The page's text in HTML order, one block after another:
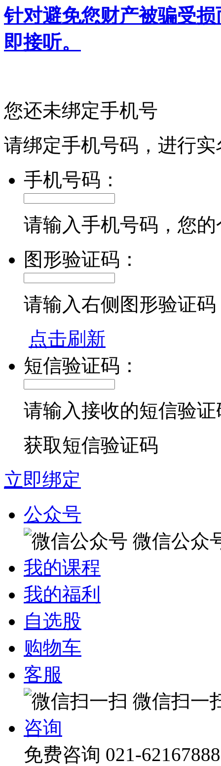
针对避免您财产被骗受
即接听。
您还未绑定手机号
请绑定手机号码，进行
手机号码：
请输入手机号码，您
图形验证码：
请输入右侧图形验证码
点击刷新
短信验证码：
请输入接收的短信验证
获取短信验证码
立即绑定
公众号
微信公众
我的课程
我的福利
自选股
购物车
客服
微信扫一
咨询
免费咨询 021-62167888